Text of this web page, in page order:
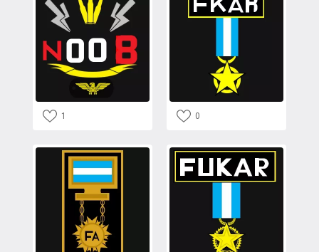
1 0